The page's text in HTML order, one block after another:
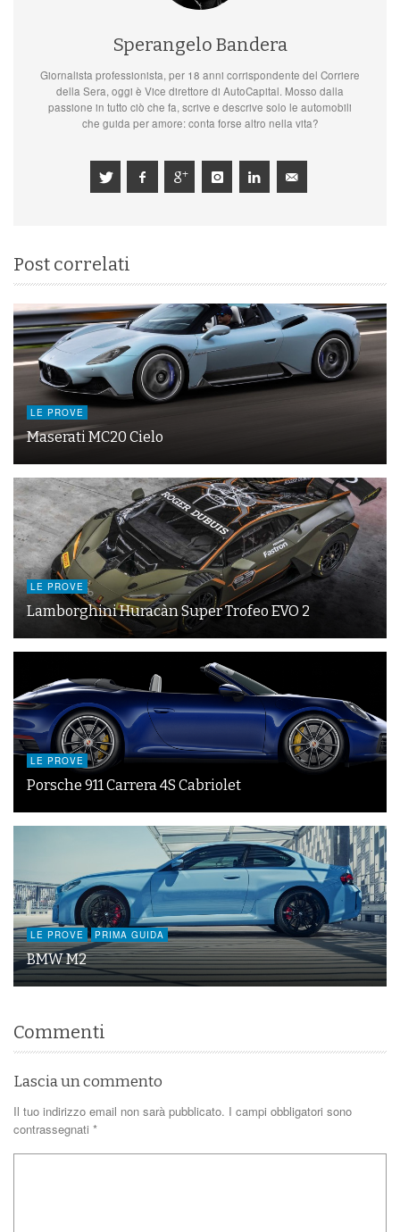
Sperangelo Bandera
Giornalista professionista, per 18 anni corrispondente del Corriere
della Sera, oggi è Vice direttore di AutoCapital. Mosso dalla
passione in tutto ciò che fa, scrive e descrive solo le automobili
che guida per amore: conta forse altro nella vita?
Post correlati
LE PROVE
Maserati MC20 Cielo
LE PROVE
Lamborghini Huracàn Super Trofeo EVO 2
LE PROVE
Porsche 911 Carrera 4S Cabriolet
LE PROVE PRIMA GUIDA
BMW M2
Commenti
Lascia un commento
Il tuo indirizzo email non sarà pubblicato. I campi obbligatori sono
contrassegnati *